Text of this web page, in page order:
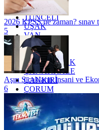
TRABZON
TUNCELİ
UŞAK
VAN
YALOVA
YOZGAT
ZONGULDAK
ÇANAKKALE
ÇANKIRI
ÇORUM
İSTANBUL
İZMİR
ŞANLIURFA
ŞIRNAK
2026 KPSS ne zaman?
5
Aşırı Sıcakların İnsani ve
6